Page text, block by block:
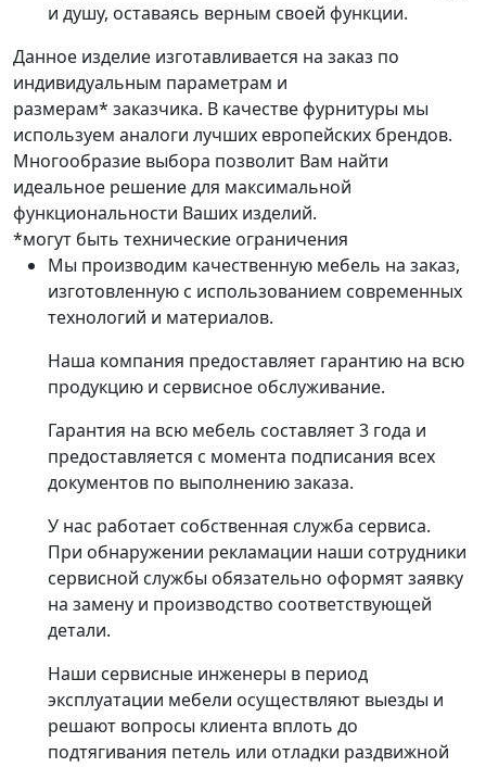
и душу, оставаясь верным своей функции.
Данное изделие изготавливается на заказ по
индивидуальным параметрам и
размерам* заказчика. В качестве фурнитуры мы
используем аналоги лучших европейских брендов.
Многообразие выбора позволит Вам найти
идеальное решение для максимальной
функциональности Ваших изделий.
*могут быть технические ограничения
Мы производим качественную мебель на заказ,
изготовленную с использованием современных
технологий и материалов.
Наша компания предоставляет гарантию на всю
продукцию и сервисное обслуживание.
Гарантия на всю мебель составляет 3 года и
предоставляется с момента подписания всех
документов по выполнению заказа.
У нас работает собственная служба сервиса.
При обнаружении рекламации наши сотрудники
сервисной службы обязательно оформят заявку
на замену и производство соответствующей
детали.
Наши сервисные инженеры в период
эксплуатации мебели осуществляют выезды и
решают вопросы клиента вплоть до
подтягивания петель или отладки раздвижной